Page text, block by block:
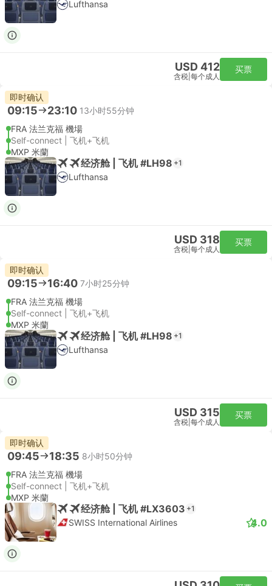
Lufthansa
USD 412
含税 每个成人
买票
即时确认
09:15 23:10 13小时55分钟
FRA 法兰克福 機場
Self-connect | 飞机+飞机
MXP 米蘭
经济舱 | 飞机 #LH98 +1
Lufthansa
USD 318
含税 每个成人
买票
即时确认
09:15 16:40 7小时25分钟
FRA 法兰克福 機場
Self-connect | 飞机+飞机
MXP 米蘭
经济舱 | 飞机 #LH98 +1
Lufthansa
USD 315
含税 每个成人
买票
即时确认
09:45 18:35 8小时50分钟
FRA 法兰克福 機場
Self-connect | 飞机+飞机
MXP 米蘭
经济舱 | 飞机 #LX3603 +1
SWISS International Airlines 4.0